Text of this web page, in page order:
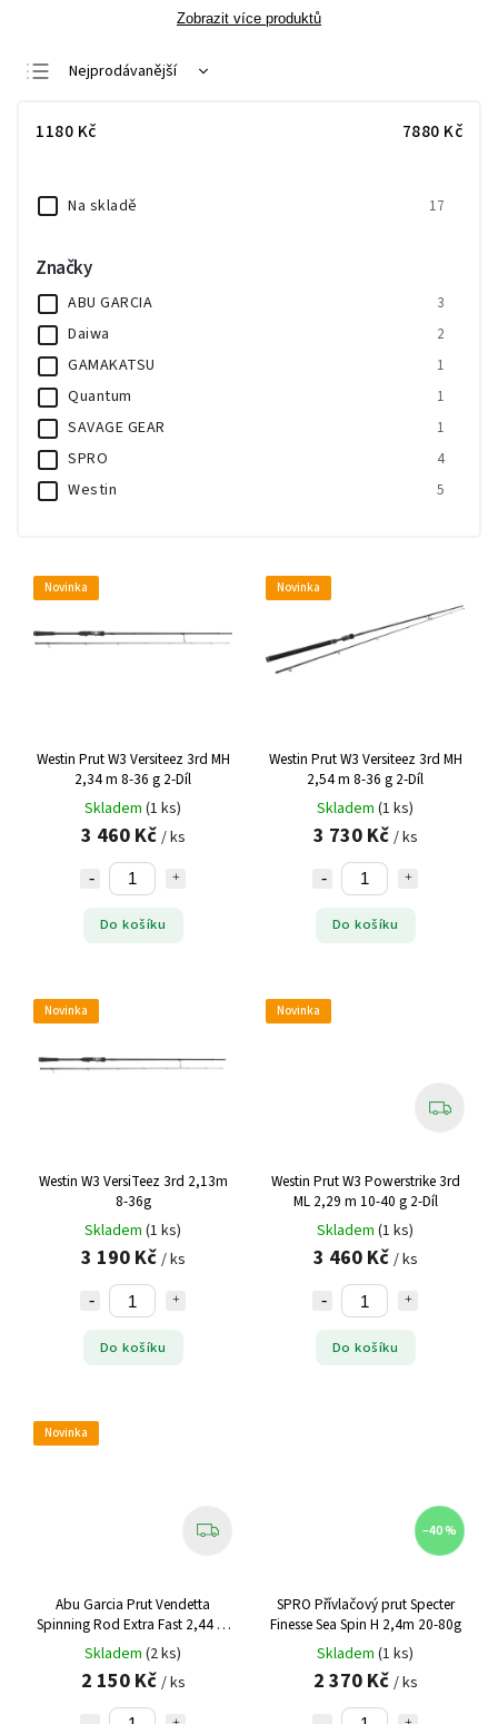
Zobrazit více produktů
Nejprodávanější
Nejdražší
1180 Kč 7880 Kč
Na skladě 17
Značky
ABU GARCIA 3
Daiwa 2
GAMAKATSU 1
Quantum 1
SAVAGE GEAR 1
SPRO 4
Westin 5
Novinka
Westin Prut W3 Versiteez 3rd MH
2,34 m 8-36 g 2-Díl
Skladem (1 ks)
3 460 Kč / ks
Do košíku
Novinka
Westin Prut W3 Versiteez 3rd MH
2,54 m 8-36 g 2-Díl
Skladem (1 ks)
3 730 Kč / ks
Do košíku
Novinka
Westin W3 VersiTeez 3rd 2,13m
8-36g
Skladem (1 ks)
3 190 Kč / ks
Do košíku
Novinka
Westin Prut W3 Powerstrike 3rd
ML 2,29 m 10-40 g 2-Díl
Skladem (1 ks)
3 460 Kč / ks
Do košíku
Novinka
Abu Garcia Prut Vendetta
Spinning Rod Extra Fast 2,44 m
8-42 g
Skladem (2 ks)
2 150 Kč / ks
–40 %
SPRO Přívlačový prut Specter
Finesse Sea Spin H 2,4m 20-80g
Skladem (1 ks)
2 370 Kč / ks